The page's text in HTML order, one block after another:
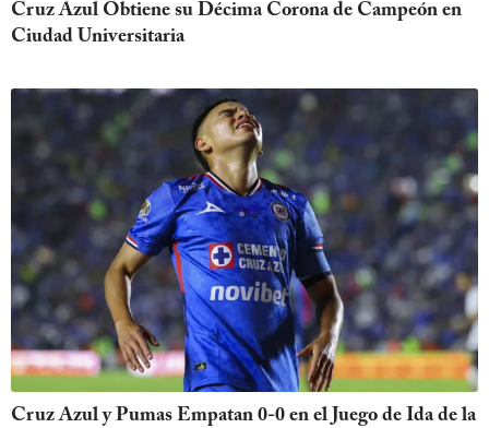
Cruz Azul Obtiene su Décima Corona de Campeón en
Ciudad Universitaria
Cruz Azul y Pumas Empatan 0-0 en el Juego de Ida de la